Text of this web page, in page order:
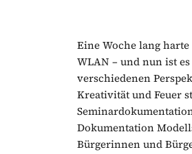
Eine Woche lang
WLAN – und nun ist
verschiedenen
Kreativität und Feuer
Dokumentation
Bürgerinnen und